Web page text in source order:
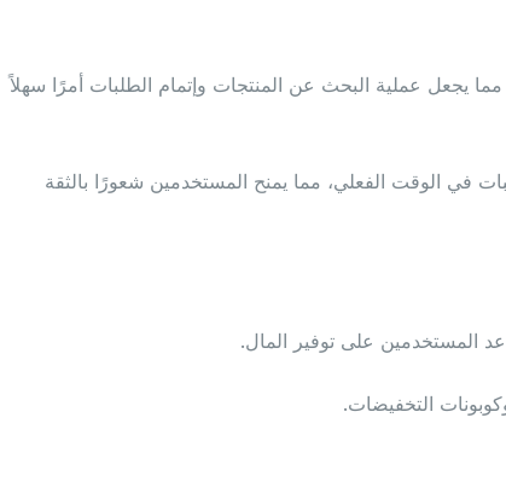
يجعل عملية البحث عن المنتجات وإتمام الطلبات أمرًا سهلاً
في الوقت الفعلي، مما يمنح المستخدمين شعورًا بالثقة
المستخدمين على توفير المال.
التخفيضات.